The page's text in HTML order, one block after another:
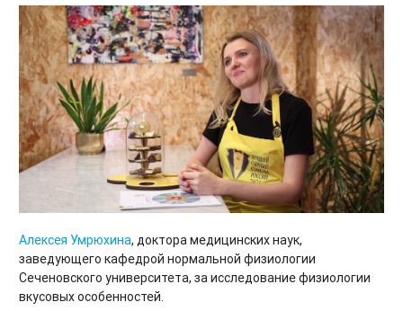
Алексея Умрюхина, доктора медицинских наук,
заведующего кафедрой нормальной физиологии
Сеченовского университета, за исследование физиологии
вкусовых особенностей.